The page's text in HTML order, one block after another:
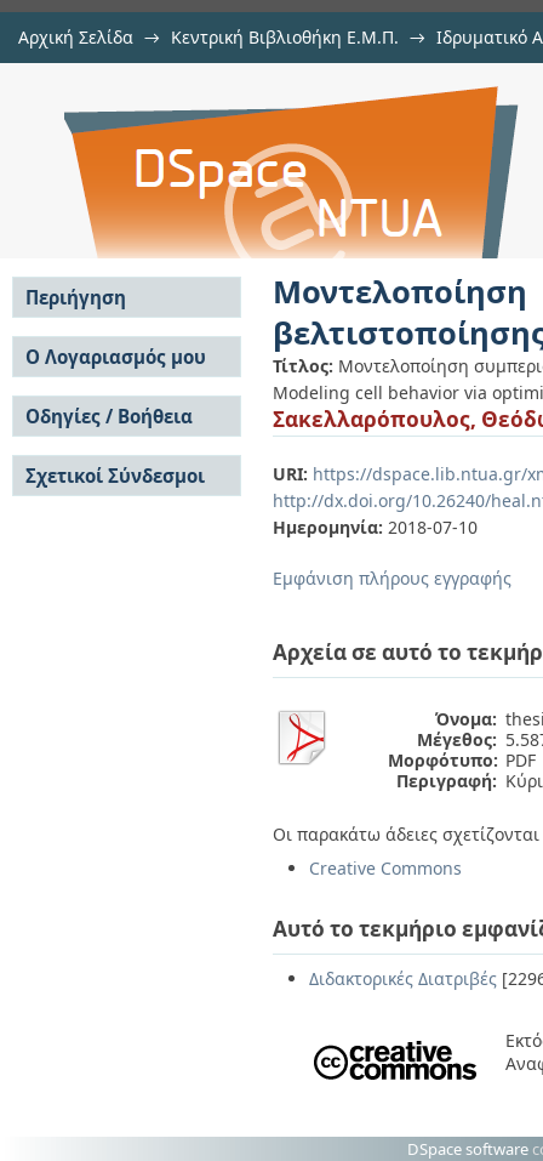
Αρχική Σελίδα → Κεντρική Βιβλιοθήκη Ε.Μ.Π. → Ιδρυματικό
Μοντελοποίηση συμπεριφοράς
Τίτλος: Μοντελοποίηση
Modeling cell behavior via
Σακελλαρόπουλος,
URI: https://dspace.lib.ntua.gr/
http://dx.doi.org/10.26240/
Ημερομηνία: 2018-07-10
Εμφάνιση πλήρους εγγραφής
Αρχεία σε αυτό το
Όνομα:
Μέγεθος:
Μορφότυπο: PDF
Περιγραφή:
Οι παρακάτω άδειες
Creative Commons
Αυτό το τεκμήριο
Διδακτορικές Διατριβές
Περιήγηση
Σε όλο το DSpace
Κοινότητες & Συλλογές
Ανά Ημερομηνία
Έκδοσης
Συγγραφείς
Τίτλοι
Θέματα
Ο Λογαριασμός μου
Σύνδεση
Εγγραφή
Οδηγίες / Βοήθεια
Οδηγίες Υποβολής
Οδηγίες Χρήσης ΙΑ
Συχνές Ερωτήσεις
Σχετικοί Σύνδεσμοι
DSpace software